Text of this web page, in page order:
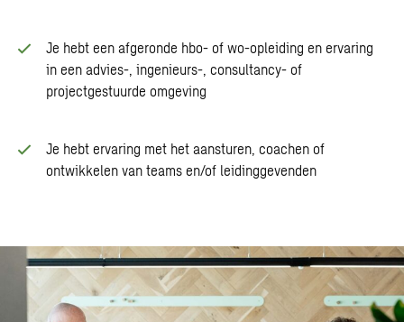
Je hebt een afgeronde hbo- of wo-opleiding en ervaring
in een advies-, ingenieurs-, consultancy- of
projectgestuurde omgeving
Je hebt ervaring met het aansturen, coachen of
ontwikkelen van teams en/of leidinggevenden